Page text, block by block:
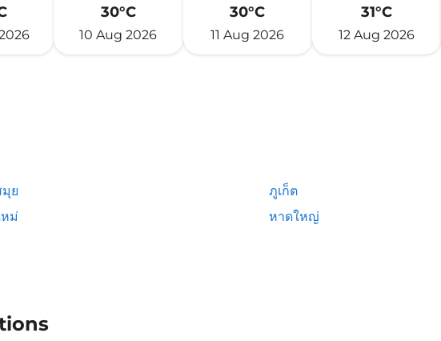
30°C
10 Aug 2026
30°C
11 Aug 2026
31°C
12 Aug 2026
มุย
ภูเก็ต
หม่
หาดใหญ่